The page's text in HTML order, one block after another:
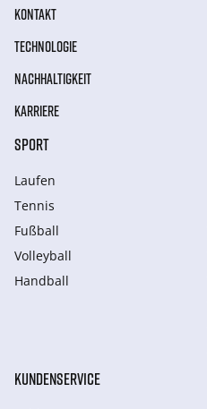
KONTAKT
TECHNOLOGIE
NACHHALTIGKEIT
KARRIERE
SPORT
Laufen
Tennis
Fußball
Volleyball
Handball
KUNDENSERVICE